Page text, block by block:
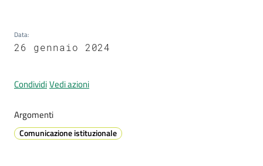
appuntamenti
A
l
l
Data:
26 gennaio 2024
CondividiVedi azioni
Argomenti
Comunicazione istituzionale